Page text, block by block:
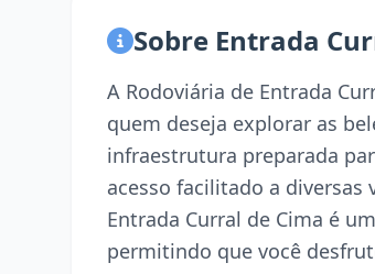
Sobre Entrada
A Rodoviária de Entrada
quem deseja explorar as
infraestrutura preparada
acesso facilitado a diversas
Entrada Curral de Cima é
permitindo que você